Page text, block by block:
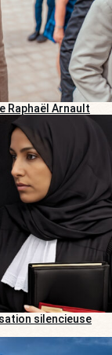
Raphaël Arnault
silencieuse